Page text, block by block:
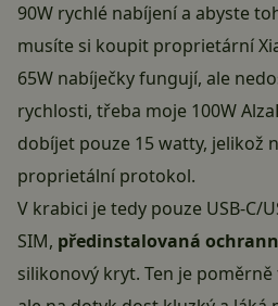
90W rychlé nabíjení a abyste
musíte si koupit proprietární
65W nabíječky fungují, ale
rychlosti, třeba moje 100W
dobíjet pouze 15 watty, jelikož
proprietální protokol.
V krabici je tedy pouze USB-C/
SIM, předinstalovaná
silikonový kryt. Ten je